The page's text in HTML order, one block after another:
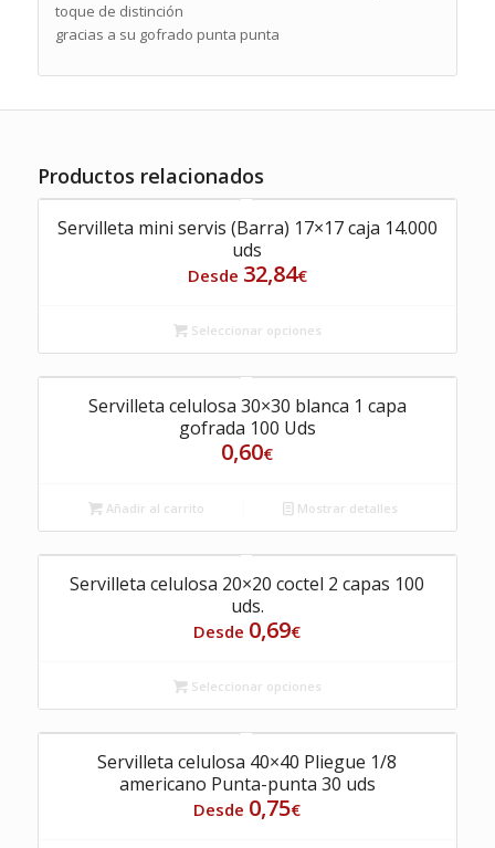
toque de distinción
gracias a su gofrado punta punta
Productos relacionados
Servilleta mini servis (Barra) 17×17 caja 14.000
uds
Desde 32,84€
Seleccionar opciones
Servilleta celulosa 30×30 blanca 1 capa
gofrada 100 Uds
0,60€
Añadir al carrito Mostrar detalles
Servilleta celulosa 20×20 coctel 2 capas 100
uds.
Desde 0,69€
Seleccionar opciones
Servilleta celulosa 40×40 Pliegue 1/8
americano Punta-punta 30 uds
Desde 0,75€